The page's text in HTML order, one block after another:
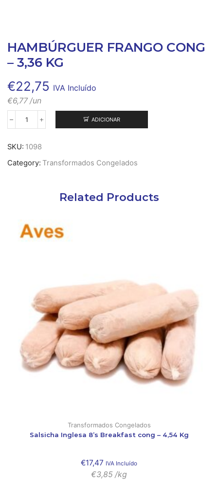
HAMBÚRGUER FRANGO CONG
– 3,36 KG
€22,75 IVA Incluído
€6,77 /un
Quantidade
Hambúrguer
cong
ADICIONAR
SKU: 1098
Category: Transformados Congelados
Related Products
Transformados Congelados
Salsicha Inglesa 8’s Breakfast cong – 4,54 Kg
€17,47 IVA Incluído
€3,85 /kg